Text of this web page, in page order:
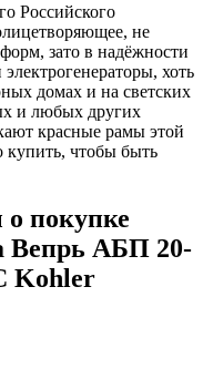
Российского
не
зато в надёжности
хоть
домах и на светских
и любых других
красные рамы этой
купить, чтобы быть
покупке
Вепрь АБП 20-
Kohler